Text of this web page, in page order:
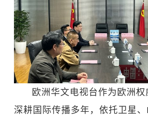
欧洲华文电视台作为欧洲权
深耕国际传播多年，依托卫星